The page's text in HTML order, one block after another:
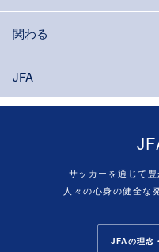
関わる
JFA
サッカーを通じて豊
人々の心身の健全な
JFAの理念